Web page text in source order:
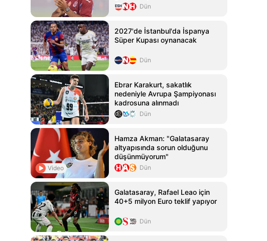
Dün
2027'de İstanbul'da İspanya
Süper Kupası oynanacak
Dün
Ebrar Karakurt, sakatlık
nedeniyle Avrupa Şampiyonası
kadrosuna alınmadı
Dün
Video
Hamza Akman: "Galatasaray
altyapısında sorun olduğunu
düşünmüyorum"
Dün
Galatasaray, Rafael Leao için
40+5 milyon Euro teklif yapıyor
Dün